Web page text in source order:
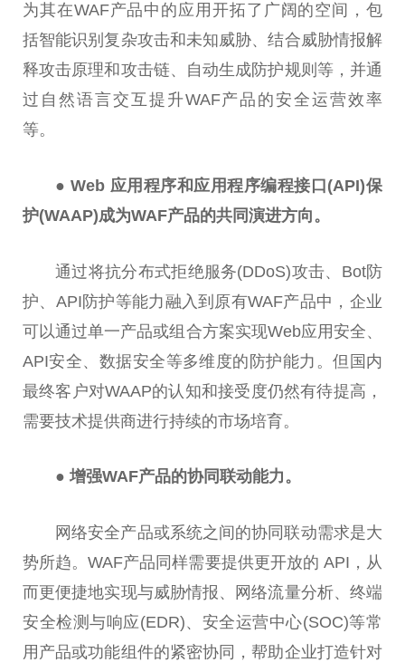
为其在WAF产品中的应用开拓了广阔的空间，包
括智能识别复杂攻击和未知威胁、结合威胁情报解
释攻击原理和攻击链、自动生成防护规则等，并通
过自然语言交互提升WAF产品的安全运营效率
等。
● Web 应用程序和应用程序编程接口(API)保
护(WAAP)成为WAF产品的共同演进方向。
通过将抗分布式拒绝服务(DDoS)攻击、Bot防
护、API防护等能力融入到原有WAF产品中，企业
可以通过单一产品或组合方案实现Web应用安全、
API安全、数据安全等多维度的防护能力。但国内
最终客户对WAAP的认知和接受度仍然有待提高，
需要技术提供商进行持续的市场培育。
● 增强WAF产品的协同联动能力。
网络安全产品或系统之间的协同联动需求是大
势所趋。WAF产品同样需要提供更开放的 API，从
而更便捷地实现与威胁情报、网络流量分析、终端
安全检测与响应(EDR)、安全运营中心(SOC)等常
用产品或功能组件的紧密协同，帮助企业打造针对